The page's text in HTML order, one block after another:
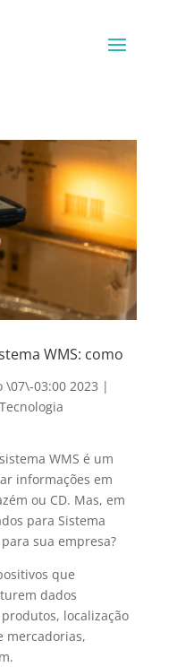
WMS: como
03:00 2023 |
Tecnologia
WMS é um
informações em
ou CD. Mas, em
para Sistema
sua empresa?
que
dados
localização
mercadorias,